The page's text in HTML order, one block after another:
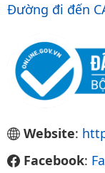
Đường đi đến
Website:
Facebook: